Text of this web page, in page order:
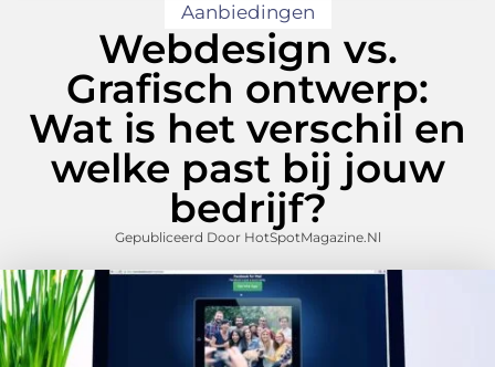
Aanbiedingen
Webdesign vs.
Grafisch ontwerp:
Wat is het verschil en
welke past bij jouw
bedrijf?
Gepubliceerd Door HotSpotMagazine.nl